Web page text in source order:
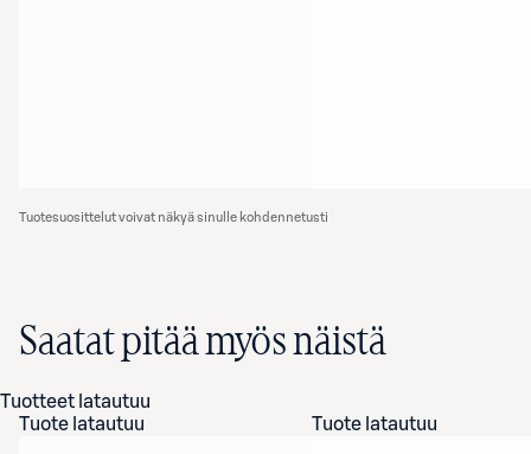
Tuotesuosittelut voivat näkyä sinulle kohdennetusti
Saatat pitää myös näistä
Tuotteet latautuu
Tuote latautuu
Tuote latautuu